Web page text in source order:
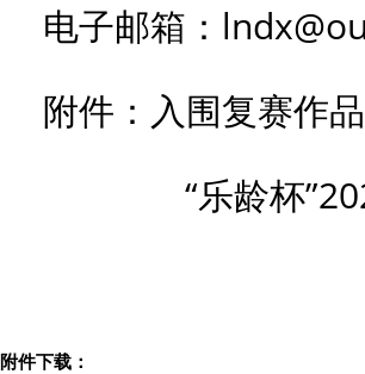
电子邮箱：
附件：入围复赛作
“乐龄杯
附件下载：